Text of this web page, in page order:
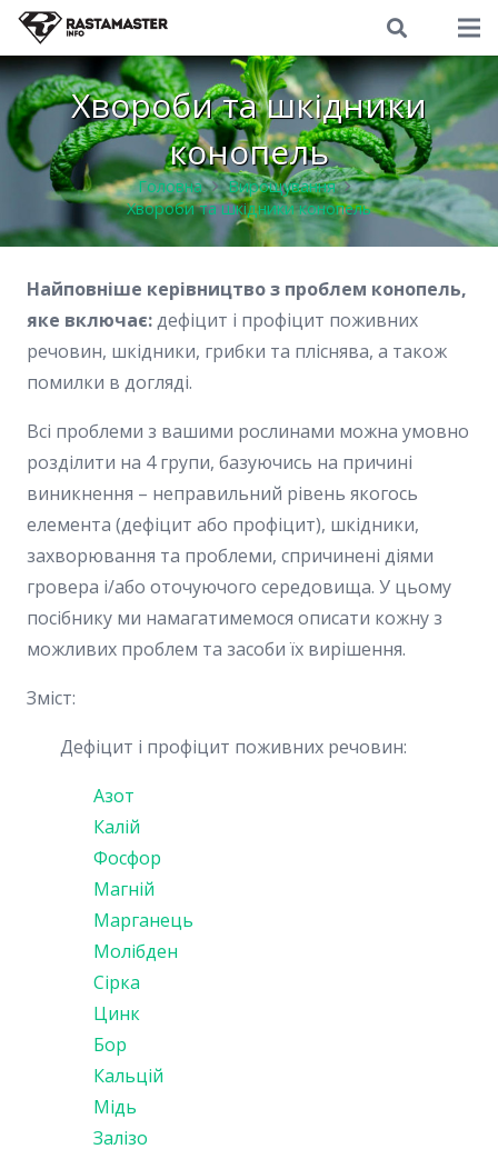
Хвороби та шкідники
конопель
Головна
Вирощування
Хвороби та шкідники конопель
Найповніше керівництво з проблем конопель,
яке включає:дефіцит і профіцит поживних
речовин, шкідники, грибки та пліснява, а також
помилки в догляді.
Всі проблеми з вашими рослинами можна умовно
розділити на 4 групи, базуючись на причині
виникнення – неправильний рівень якогось
елемента (дефіцит або профіцит), шкідники,
захворювання та проблеми, спричинені діями
гровера і/або оточуючого середовища. У цьому
посібнику ми намагатимемося описати кожну з
можливих проблем та засоби їх вирішення.
Зміст:
Дефіцит і профіцит поживних речовин:
Азот
Калій
Фосфор
Магній
Марганець
Молібден
Сірка
Цинк
Бор
Кальцій
Мідь
Залізо